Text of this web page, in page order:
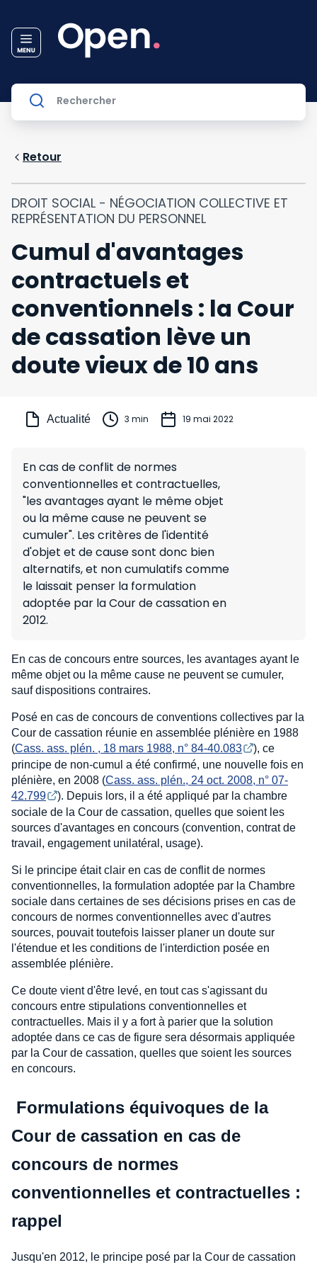
Retour
DROIT SOCIAL - NÉGOCIATION COLLECTIVE ET
REPRÉSENTATION DU PERSONNEL
Cumul d'avantages
contractuels et
conventionnels : la Cour
de cassation lève un
doute vieux de 10 ans
Actualité 3 min 19 mai 2022
En cas de conflit de normes
conventionnelles et contractuelles,
"les avantages ayant le même objet
ou la même cause ne peuvent se
cumuler". Les critères de l'identité
d'objet et de cause sont donc bien
alternatifs, et non cumulatifs comme
le laissait penser la formulation
adoptée par la Cour de cassation en
2012.
En cas de concours entre sources, les avantages ayant le
même objet ou la même cause ne peuvent se cumuler,
sauf dispositions contraires.
Posé en cas de concours de conventions collectives par la
Cour de cassation réunie en assemblée plénière en 1988
(Cass. ass. plén. , 18 mars 1988, n° 84-40.083
), ce
principe de non-cumul a été confirmé, une nouvelle fois en
plénière, en 2008 (Cass. ass. plén., 24 oct. 2008, n° 07-
42.799
). Depuis lors, il a été appliqué par la chambre
sociale de la Cour de cassation, quelles que soient les
sources d'avantages en concours (convention, contrat de
travail, engagement unilatéral, usage).
Si le principe était clair en cas de conflit de normes
conventionnelles, la formulation adoptée par la Chambre
sociale dans certaines de ses décisions prises en cas de
concours de normes conventionnelles avec d'autres
sources, pouvait toutefois laisser planer un doute sur
l'étendue et les conditions de l'interdiction posée en
assemblée plénière.
Ce doute vient d'être levé, en tout cas s'agissant du
concours entre stipulations conventionnelles et
contractuelles. Mais il y a fort à parier que la solution
adoptée dans ce cas de figure sera désormais appliquée
par la Cour de cassation, quelles que soient les sources
en concours.
Formulations équivoques de la
Cour de cassation en cas de
concours de normes
conventionnelles et contractuelles :
rappel
Jusqu'en 2012, le principe posé par la Cour de cassation